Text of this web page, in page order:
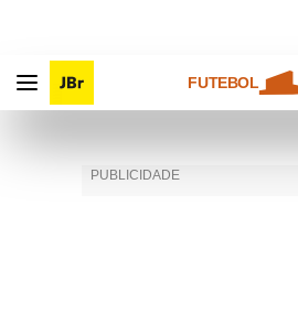
FUTEBOL